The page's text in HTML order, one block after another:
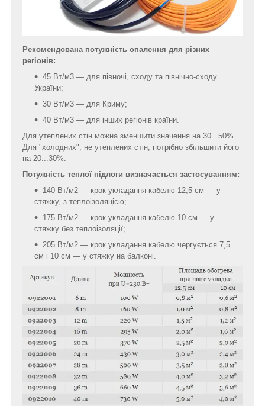
Рекомендована потужність опалення для різних
регіонів:
45 Вт/м3 — для півночі, сходу та північно-сходу
України;
30 Вт/м3 — для Криму;
40 Вт/м3 — для інших регіонів країни.
Для утеплених стін можна зменшити значення на 30...50%.
Для "холодних", не утеплених стін, потрібно збільшити його
на 20...30%.
Потужність теплої підлоги визначається застосуванням:
140 Вт/м2 — крок укладання кабелю 12,5 см — у
стяжку, з теплоізоляцією;
175 Вт/м2 — крок укладання кабелю 10 см — у
стяжку без теплоізоляції;
205 Вт/м2 — крок укладання кабелю чергується 7,5
см і 10 см — у стяжку на балконі.